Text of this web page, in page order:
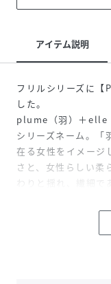
アイテム説明
フリルシリーズに
した。
plume（羽）＋elle
シリーズネーム。「
在る女性をイメージ
さと、女性らしい柔
わりと揺れ、繊細